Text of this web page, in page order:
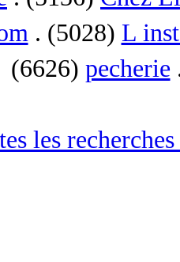
. (5028) L
(6626) pecherie
les